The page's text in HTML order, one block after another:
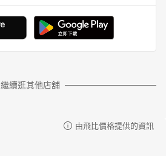
繼續逛其他店舖
由飛比價格提供的資訊